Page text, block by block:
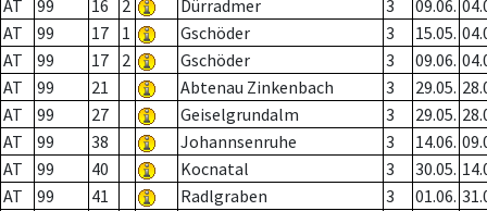
AT
99 16 2 Dürradmer 3 09.06.
AT
99 17 1 Gschöder 3 15.05.
AT
99 17 2 Gschöder 3 09.06.
AT
99 21 Abtenau Zinkenbach 3 29.05.
AT
99 27 Geiselgrundalm 3 29.05.
AT
99 38 Johannsenruhe 3 14.06.
AT
99 40 Kocnatal 3 30.05.
AT
99 41 Radlgraben 3 01.06.